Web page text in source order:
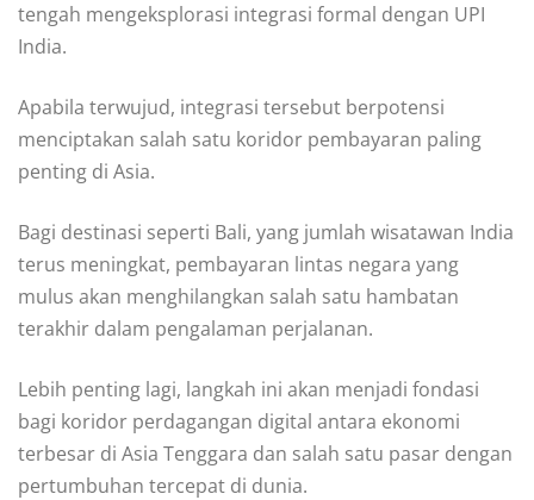
tengah mengeksplorasi integrasi formal dengan UPI
India.
Apabila terwujud, integrasi tersebut berpotensi
menciptakan salah satu koridor pembayaran paling
penting di Asia.
Bagi destinasi seperti Bali, yang jumlah wisatawan India
terus meningkat, pembayaran lintas negara yang
mulus akan menghilangkan salah satu hambatan
terakhir dalam pengalaman perjalanan.
Lebih penting lagi, langkah ini akan menjadi fondasi
bagi koridor perdagangan digital antara ekonomi
terbesar di Asia Tenggara dan salah satu pasar dengan
pertumbuhan tercepat di dunia.